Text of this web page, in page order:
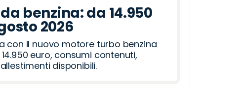
benzina: da 14.950
2026
con il nuovo motore turbo benzina
euro, consumi contenuti,
disponibili.